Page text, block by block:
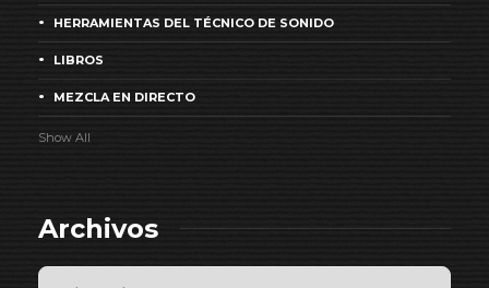
HERRAMIENTAS DEL TÉCNICO DE SONIDO
LIBROS
MEZCLA EN DIRECTO
Show All
Archivos